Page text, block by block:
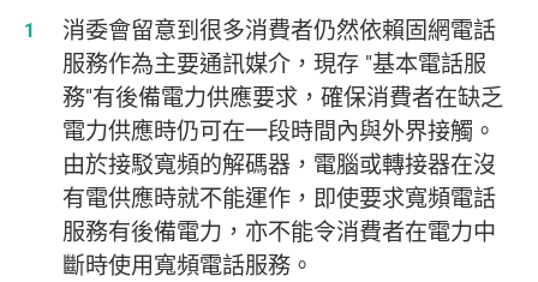
消委會留意到很多消費者仍然依賴固網電話
服務作為主要通訊媒介，現存 "基本電話服
務"有後備電力供應要求，確保消費者在缺乏
電力供應時仍可在一段時間內與外界接觸。
由於接駁寬頻的解碼器，電腦或轉接器在沒
有電供應時就不能運作，即使要求寬頻電話
服務有後備電力，亦不能令消費者在電力中
斷時使用寬頻電話服務。